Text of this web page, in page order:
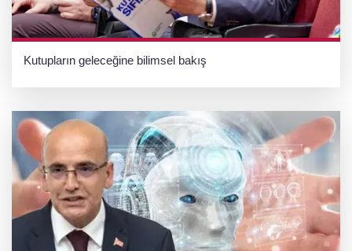
Kutupların geleceğine bilimsel bakış